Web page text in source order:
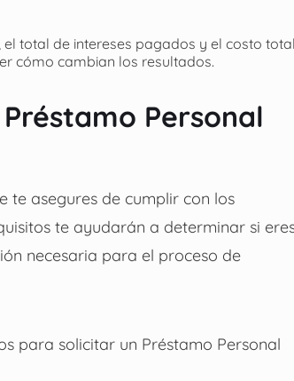
total de intereses pagados y el costo
cómo cambian los resultados.
Personal
te asegures de cumplir con los
te ayudarán a determinar si
necesaria para el proceso de
para solicitar un Préstamo Personal